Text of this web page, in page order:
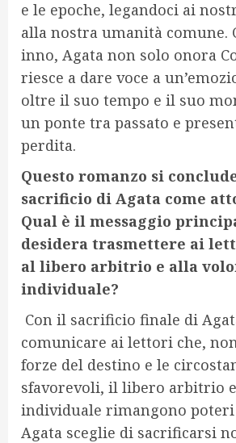
e le epoche, legandoci ai
alla nostra umanità comune.
inno, Agata non solo onora
riesce a dare voce a
oltre il suo tempo e il suo
un ponte tra passato e
perdita.
Questo romanzo si
sacrificio di Agata come
Qual è il messaggio
desidera trasmettere ai
al libero arbitrio e alla
individuale?
Con il sacrificio finale di
comunicare ai lettori che,
forze del destino e le
sfavorevoli, il libero arbitrio
individuale rimangono
Agata sceglie di sacrificarsi